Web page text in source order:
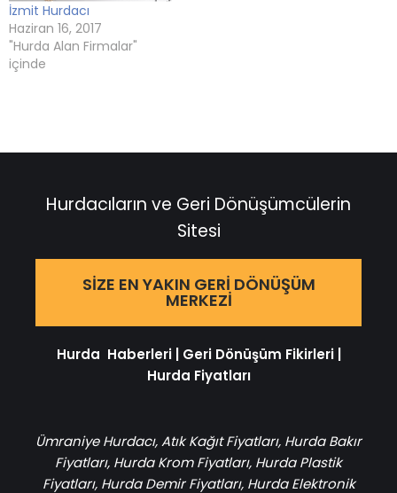
İzmit Hurdacı
Haziran 16, 2017
"Hurda Alan Firmalar"
içinde
Hurdacıların ve Geri Dönüşümcülerin
Sitesi
SIZE EN YAKIN GERI DÖNÜŞÜM
MERKEZI
Hurda Haberleri| Geri Dönüşüm Fikirleri|
Hurda Fiyatları
Ümraniye Hurdacı,Atık Kağıt Fiyatları, Hurda Bakır
Fiyatları, Hurda Krom Fiyatları, Hurda Plastik
Fiyatları, Hurda Demir Fiyatları, Hurda Elektronik